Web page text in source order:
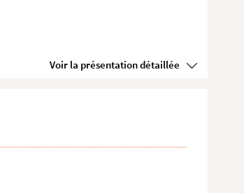
Voir la présentation détaillée